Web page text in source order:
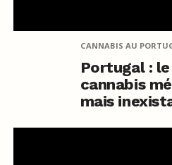
CANNABIS AU
Portugal :
cannabis
mais